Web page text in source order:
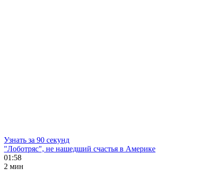
Узнать за 90 секунд
"Лоботряс", не нашедший счастья в Америке
01:58
2 мин